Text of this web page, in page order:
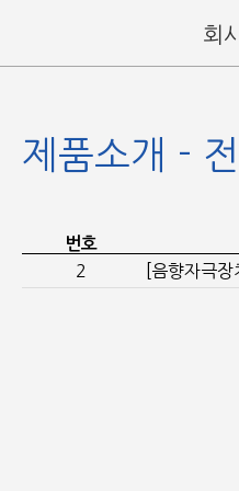
회
제품소개 -
번호
2 [음향자극